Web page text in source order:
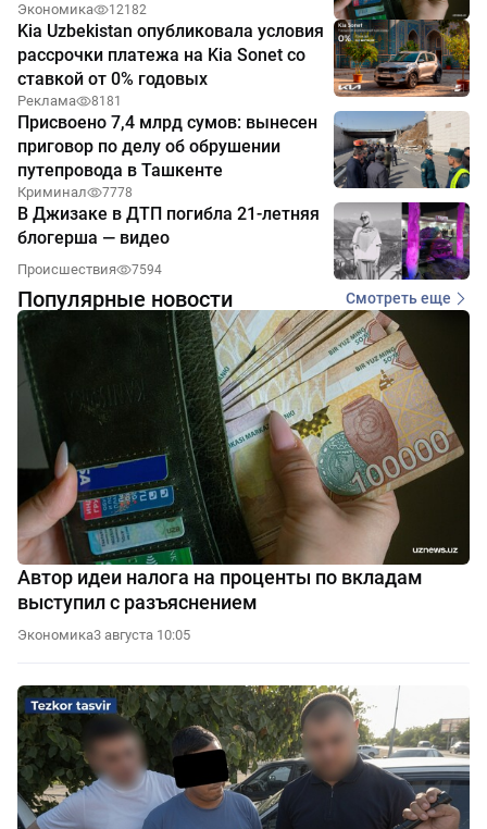
Экономика 12182
Kia Uzbekistan опубликовала условия
рассрочки платежа на Kia Sonet со
ставкой от 0% годовых
Реклама 8181
Присвоено 7,4 млрд сумов: вынесен
приговор по делу об обрушении
путепровода в Ташкенте
Криминал 7778
В Джизаке в ДТП погибла 21-летняя
блогерша — видео
Происшествия 7594
Популярные новости Смотреть еще
Автор идеи налога на проценты по вкладам
выступил с разъяснением
Экономика3 августа 10:05